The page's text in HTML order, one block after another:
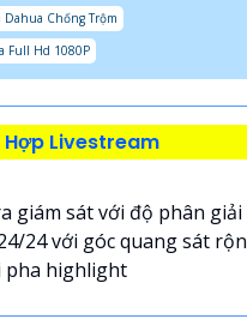
Dahua Chống Trộm
Full Hd 1080P
Livestream
giám sát với độ phân giải
24 với góc quang sát
pha highlight